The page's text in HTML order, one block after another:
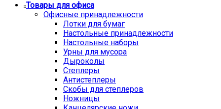
Товары для офиса
Офисные принадлежности
Лотки для бумаг
Настольные принадлежности
Настольные наборы
Урны для мусора
Дыроколы
Степлеры
Антистеплеры
Скобы для степлеров
Ножницы